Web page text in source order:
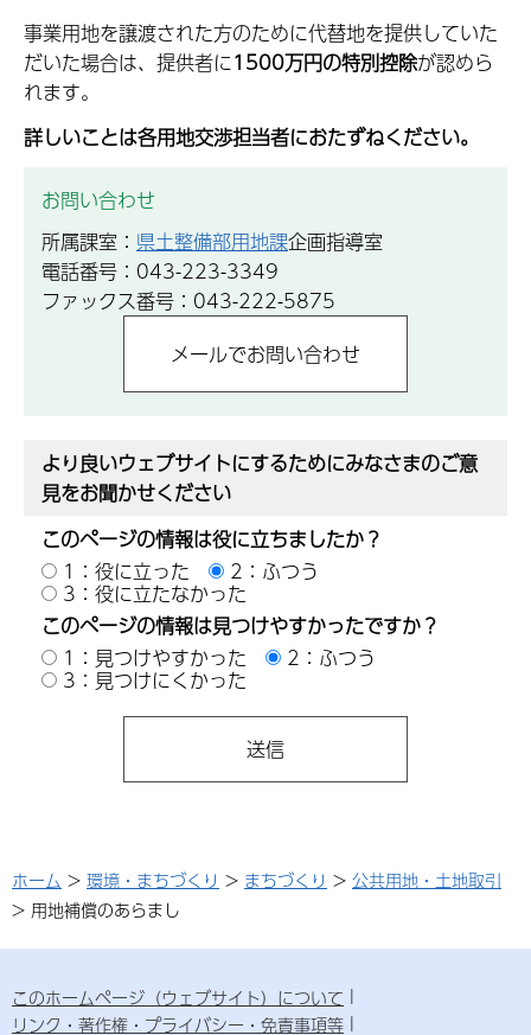
事業用地を譲渡された方のために代替地を提供していた
だいた場合は、提供者に1500万円の特別控除が認めら
れます。
詳しいことは各用地交渉担当者におたずねください。
お問い合わせ
所属課室： 県土整備部用地課企画指導室
電話番号：043-223-3349
ファックス番号：043-222-5875
より良いウェブサイトにするためにみなさまのご意
見をお聞かせください
このページの情報は役に立ちましたか？
1：役に立った
2：ふつう
3：役に立たなかった
このページの情報は見つけやすかったですか？
1：見つけやすかった
2：ふつう
3：見つけにくかった
ホーム > 環境・まちづくり > まちづくり > 公共用地・土地取引
> 用地補償のあらまし
このホームページ（ウェブサイト）について
リンク・著作権・プライバシー・免責事項等